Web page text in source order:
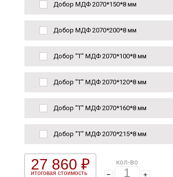
Добор МДФ 2070*150*8 мм
Добор МДФ 2070*200*8 мм
Добор "Т" МДФ 2070*100*8 мм
Добор "Т" МДФ 2070*120*8 мм
Добор "Т" МДФ 2070*160*8 мм
Добор "Т" МДФ 2070*215*8 мм
27 860 ₽
итоговая стоимость
кол-во